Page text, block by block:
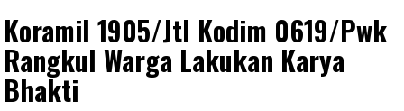
Koramil 1905/Jtl Kodim 0619/Pwk
Rangkul Warga Lakukan Karya
Bhakti